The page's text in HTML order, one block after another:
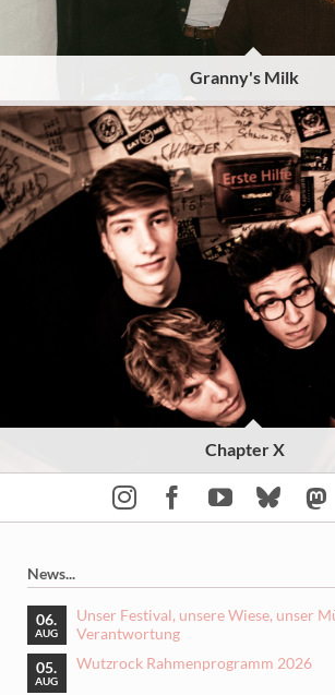
Granny's Milk
Chapter X
News...
06.
AUG
Unser Festival, unsere Wiese, unser
Verantwortung
05.
AUG
Wutzrock Rahmenprogramm 2026